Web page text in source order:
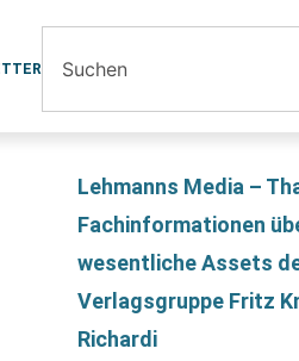
Lehmanns Media –
Fachinformationen
wesentliche Assets
Verlagsgruppe Fritz
Richardi